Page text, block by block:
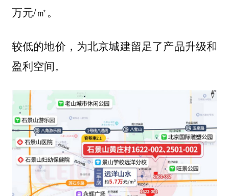
万元/㎡。
较低的地价，为北京城建留足了产品升级和
盈利空间。